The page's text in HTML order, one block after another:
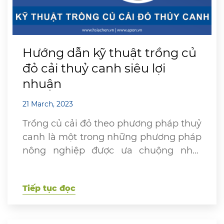
Hướng dẫn kỹ thuật trồng củ
đỏ cải thuỷ canh siêu lợi
nhuận
21 March, 2023
Trồng củ cải đỏ theo phương pháp thuỷ
canh là một trong những phương pháp
nông nghiệp được ưa chuộng nhất
hiệu quả và năng suất cao, bà con cần
Tiếp tục đọc